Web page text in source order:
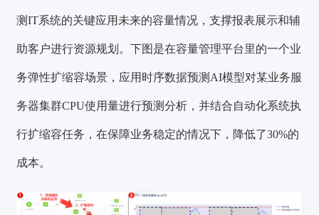
测IT系统的关键应用未来的容量情况，支撑报表展示和辅
助客户进行资源规划。下图是在容量管理平台里的一个业
务弹性扩缩容场景，应用时序数据预测AI模型对某业务服
务器集群CPU使用量进行预测分析，并结合自动化系统执
行扩缩容任务，在保障业务稳定的情况下， 降低了30%的
成本。